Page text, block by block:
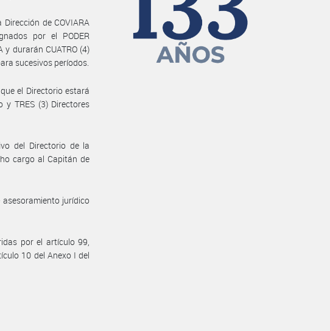
de COVIARA
por el PODER
y durarán CUATRO (4)
sucesivos períodos.
el Directorio estará
y TRES (3) Directores
del Directorio de la
cargo al Capitán de
jurídico
por el artículo 99,
10 del Anexo I del